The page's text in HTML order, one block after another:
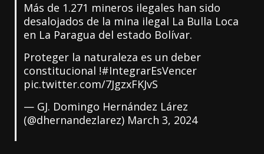
Más de 1.271 mineros ilegales han sido
desalojados de la mina ilegal La Bulla Loca
en La Paragua del estado Bolívar.
Proteger la naturaleza es un deber
constitucional !#IntegrarEsVencer
pic.twitter.com/7JgzxFKJvS
— GJ. Domingo Hernández Lárez
(@dhernandezlarez) March 3, 2024